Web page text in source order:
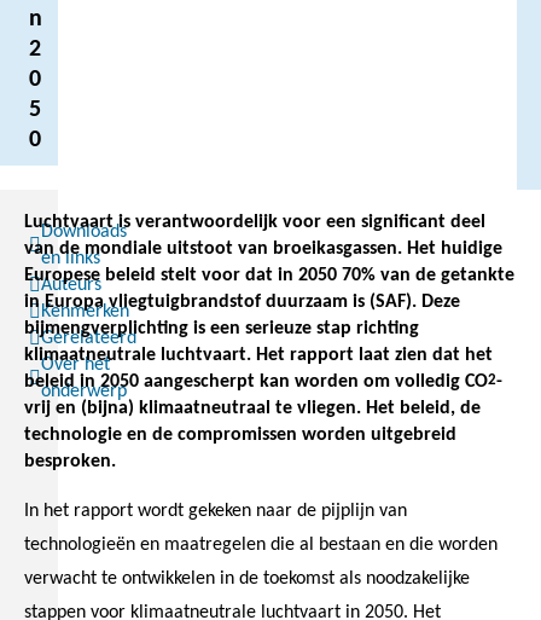
n
2
0
5
0
Downloads
en links
Auteurs
Kenmerken
Gerelateerd
Over het
onderwerp
Luchtvaart is verantwoordelijk voor een significant deel
van de mondiale uitstoot van broeikasgassen. Het huidige
Europese beleid stelt voor dat in 2050 70% van de getankte
in Europa vliegtuigbrandstof duurzaam is (SAF). Deze
bijmengverplichting is een serieuze stap richting
klimaatneutrale luchtvaart. Het rapport laat zien dat het
beleid in 2050 aangescherpt kan worden om volledig CO2-
vrij en (bijna) klimaatneutraal te vliegen. Het beleid, de
technologie en de compromissen worden uitgebreid
besproken.
In het rapport wordt gekeken naar de pijplijn van
technologieën en maatregelen die al bestaan en die worden
verwacht te ontwikkelen in de toekomst als noodzakelijke
stappen voor klimaatneutrale luchtvaart in 2050. Het